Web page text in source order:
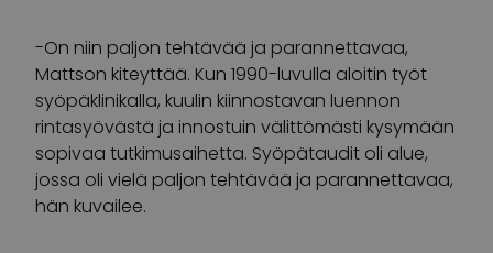
-On niin paljon tehtävää ja parannettavaa,
Mattson kiteyttää. Kun 1990-luvulla aloitin työt
syöpäklinikalla, kuulin kiinnostavan luennon
rintasyövästä ja innostuin välittömästi kysymään
sopivaa tutkimusaihetta. Syöpätaudit oli alue,
jossa oli vielä paljon tehtävää ja parannettavaa,
hän kuvailee.